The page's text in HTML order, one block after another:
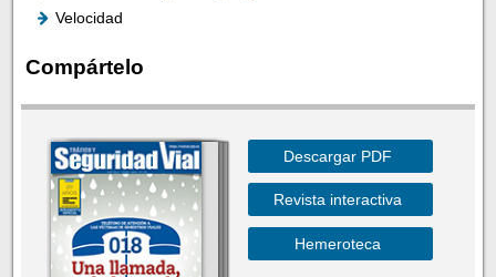
Velocidad
Compártelo
Descargar PDF
Revista interactiva
Hemeroteca